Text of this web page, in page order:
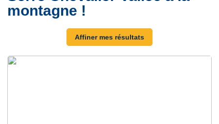
montagne !
Affiner mes résultats